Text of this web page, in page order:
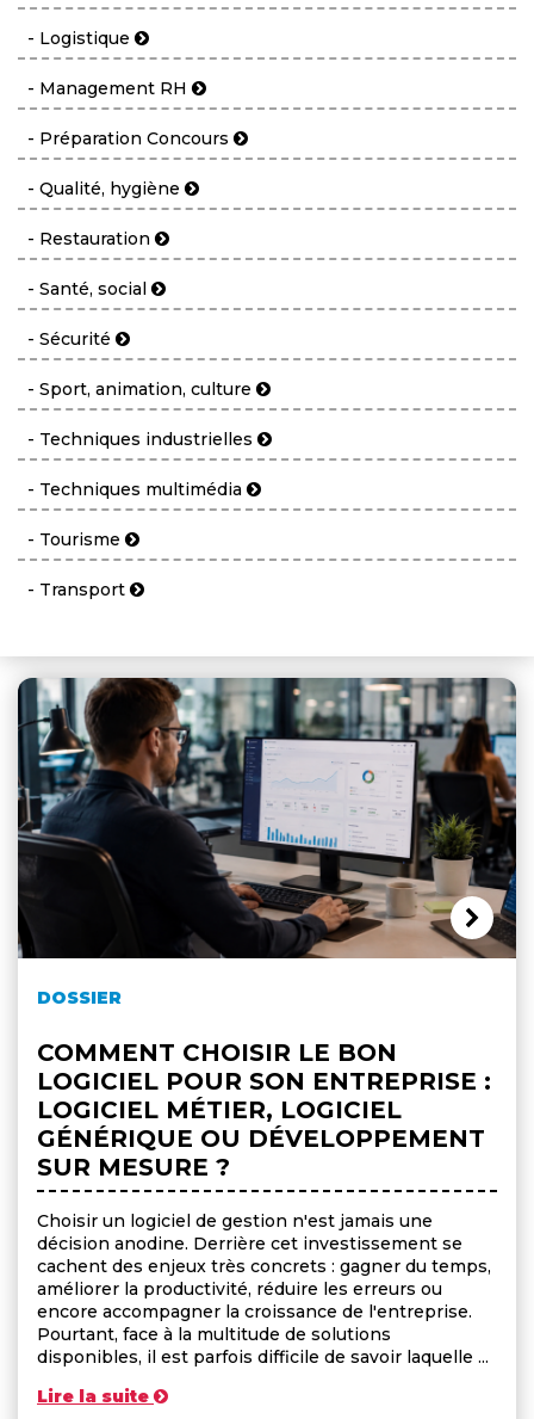
- Logistique
- Management RH
- Préparation Concours
- Qualité, hygiène
- Restauration
- Santé, social
- Sécurité
- Sport, animation, culture
- Techniques industrielles
- Techniques multimédia
- Tourisme
- Transport
DOSSIER
COMMENT CHOISIR LE BON
LOGICIEL POUR SON ENTREPRISE :
LOGICIEL MÉTIER, LOGICIEL
GÉNÉRIQUE OU DÉVELOPPEMENT
SUR MESURE ?
Choisir un logiciel de gestion n'est jamais une
décision anodine. Derrière cet investissement se
cachent des enjeux très concrets : gagner du temps,
améliorer la productivité, réduire les erreurs ou
encore accompagner la croissance de l'entreprise.
Pourtant, face à la multitude de solutions
disponibles, il est parfois difficile de savoir laquelle ...
Lire la suite